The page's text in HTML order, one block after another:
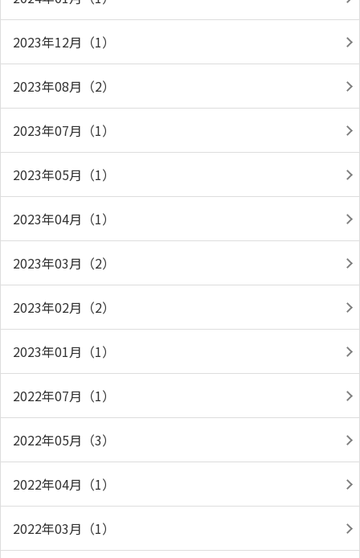
2023年12月（1）
2023年08月（2）
2023年07月（1）
2023年05月（1）
2023年04月（1）
2023年03月（2）
2023年02月（2）
2023年01月（1）
2022年07月（1）
2022年05月（3）
2022年04月（1）
2022年03月（1）